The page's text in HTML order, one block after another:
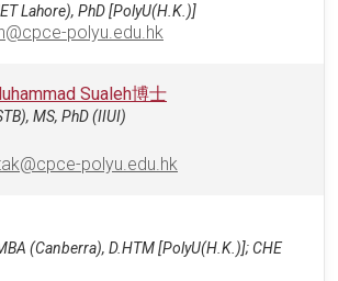
Lahore), PhD [PolyU(H.K.)]
polyu.edu.hk
Sualeh博士
MS, PhD (IIUI)
polyu.edu.hk
(Canberra), D.HTM [PolyU(H.K.)]; CHE